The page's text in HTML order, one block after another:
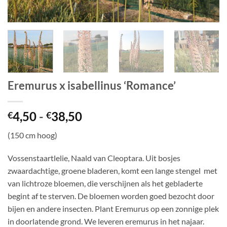
Eremurus x isabellinus ‘Romance’
€4,50 - €38,50Prijsklasse:
€38,50
(150 cm hoog)
Vossenstaartlelie, Naald van Cleoptara. Uit ​​bosjes
zwaardachtige, groene bladeren, komt een lange stengel met
van lichtroze bloemen, die verschijnen als het gebladerte
begint af te sterven. De bloemen worden goed bezocht door
bijen en andere insecten. Plant Eremurus op een zonnige plek
in doorlatende grond. We leveren eremurus in het najaar.